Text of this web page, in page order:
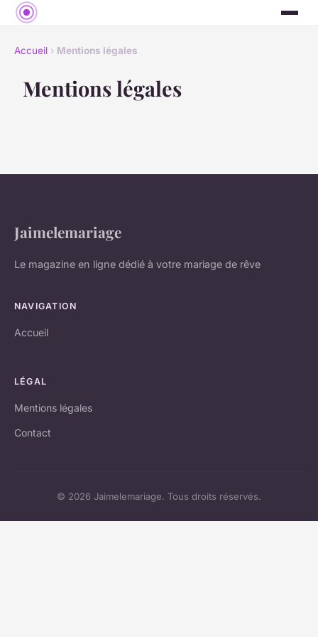
Accueil › Mentions légales
Mentions légales
Jaimelemariage
Le magazine en ligne dédié à votre mariage de rêve
NAVIGATION
Accueil
LÉGAL
Mentions légales
Contact
© 2026 Jaimelemariage. Tous droits réservés.